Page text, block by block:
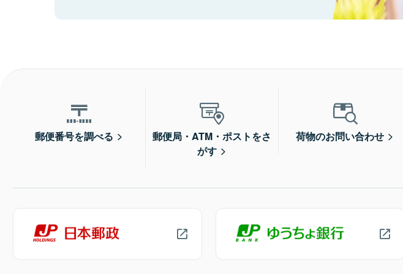
郵便番号を調べる
郵便局・ATM・ポストをさ
がす
荷物のお問い合わせ